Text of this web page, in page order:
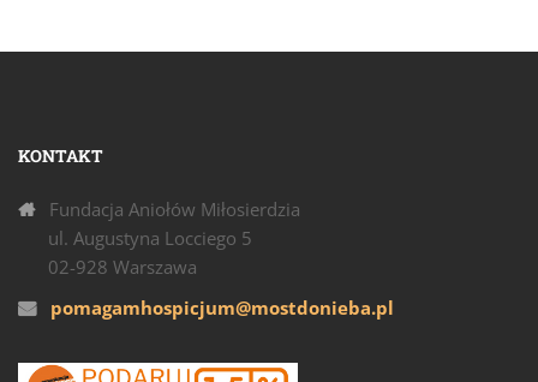
KONTAKT
Fundacja Aniołów Miłosierdzia
ul. Augustyna Locciego 5
02-928 Warszawa
pomagamhospicjum@mostdonieba.pl